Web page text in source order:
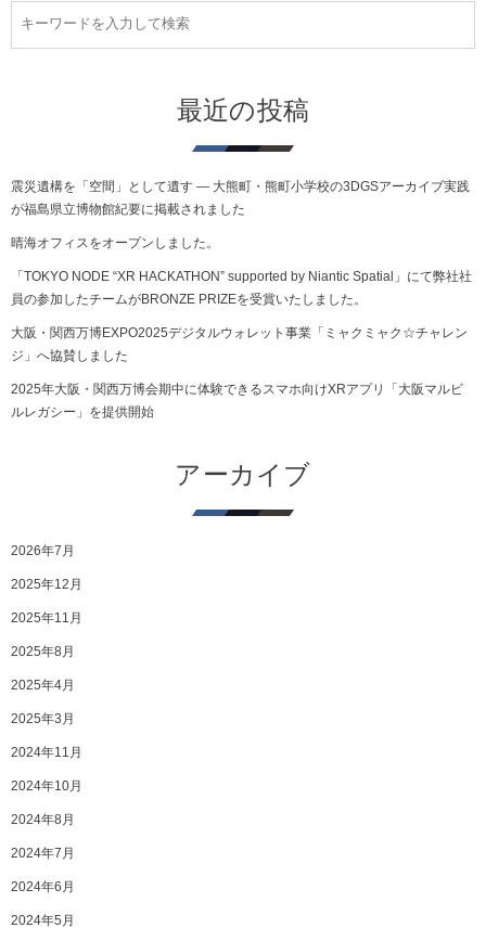
最近の投稿
震災遺構を「空間」として遺す ― 大熊町・熊町小学校の3DGSアーカイブ実践
が福島県立博物館紀要に掲載されました
晴海オフィスをオープンしました。
「TOKYO NODE “XR HACKATHON” supported by Niantic Spatial」にて弊社社
員の参加したチームがBRONZE PRIZEを受賞いたしました。
大阪・関西万博EXPO2025デジタルウォレット事業「ミャクミャク☆チャレン
ジ」へ協賛しました
2025年大阪・関西万博会期中に体験できるスマホ向けXRアプリ「大阪マルビ
ルレガシー」を提供開始
アーカイブ
2026年7月
2025年12月
2025年11月
2025年8月
2025年4月
2025年3月
2024年11月
2024年10月
2024年8月
2024年7月
2024年6月
2024年5月